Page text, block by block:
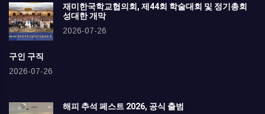
재미한국학교협의회, 제44회 학술대회 및 정기총회
성대한 개막
2026-07-26
구인 구직
2026-07-26
해피 추석 페스트 2026, 공식 출범